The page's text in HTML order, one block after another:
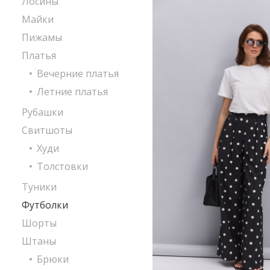
Майки
Пижамы
Платья
Вечерние платья
Летние платья
Рубашки
Свитшоты
Худи
Толстовки
Туники
Футболки
Шорты
Штаны
Брюки